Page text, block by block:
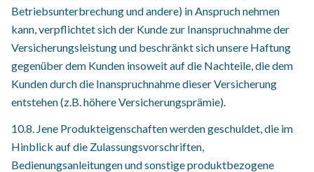
Betriebsunterbrechung und andere) in Anspruch nehmen
kann, verpflichtet sich der Kunde zur Inanspruchnahme der
Versicherungsleistung und beschränkt sich unsere Haftung
gegenüber dem Kunden insoweit auf die Nachteile, die dem
Kunden durch die Inanspruchnahme dieser Versicherung
entstehen (z.B. höhere Versicherungsprämie).
10.8. Jene Produkteigenschaften werden geschuldet, die im
Hinblick auf die Zulassungsvorschriften,
Bedienungsanleitungen und sonstige produktbezogene